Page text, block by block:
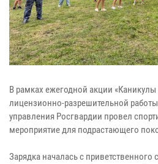
В рамках ежегодной акции
лицензионно-разрешительной
управления Росгвардии провел
мероприятие для подрастающего
Зарядка началась с приветственного